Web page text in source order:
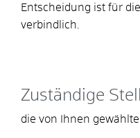
Entscheidung ist für
verbindlich.
Zuständige
die von Ihnen